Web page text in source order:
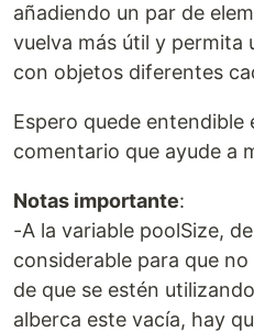
añadiendo un par de
vuelva más útil y permita
con objetos diferentes
Espero quede
comentario que ayude a
Notas importante:
-A la variable poolSize,
considerable para que
de que se estén
alberca este vacía, hay